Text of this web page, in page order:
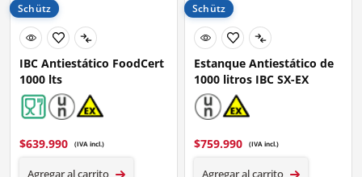
Schütz
IBC Antiestático FoodCert
1000 lts
$639.990 (IVA incl.)
Agregar al carrito
Schütz
Estanque Antiestático de
1000 litros IBC SX-EX
$759.990 (IVA incl.)
Agregar al carrito